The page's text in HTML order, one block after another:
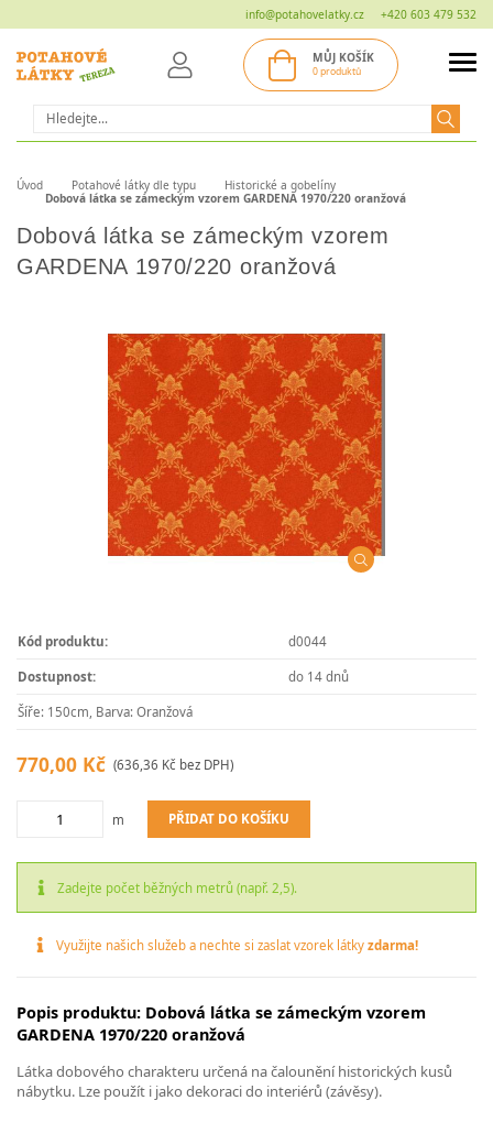
info@potahovelatky.cz +420 603 479 532
Hledat
MŮJ KOŠÍK
0 produktů
Úvod Potahové látky dle typu
Historické a gobelíny
Dobová látka se zámeckým vzorem GARDENA 1970/220 oranžová
Dobová látka se zámeckým vzorem
GARDENA 1970/220 oranžová
Kód produktu: d0044
Dostupnost: do 14 dnů
Šíře: 150cm, Barva: Oranžová
770,00 Kč (636,36 Kč bez DPH)
m PŘIDAT DO KOŠÍKU
Zadejte počet běžných metrů (např. 2,5).
Využijte našich služeb a nechte si zaslat vzorek látkyzdarma!
Popis produktu: Dobová látka se zámeckým vzorem
GARDENA 1970/220 oranžová
Látka dobového charakteru určená na čalounění historických kusů
nábytku. Lze použít i jako dekoraci do interiérů (závěsy).